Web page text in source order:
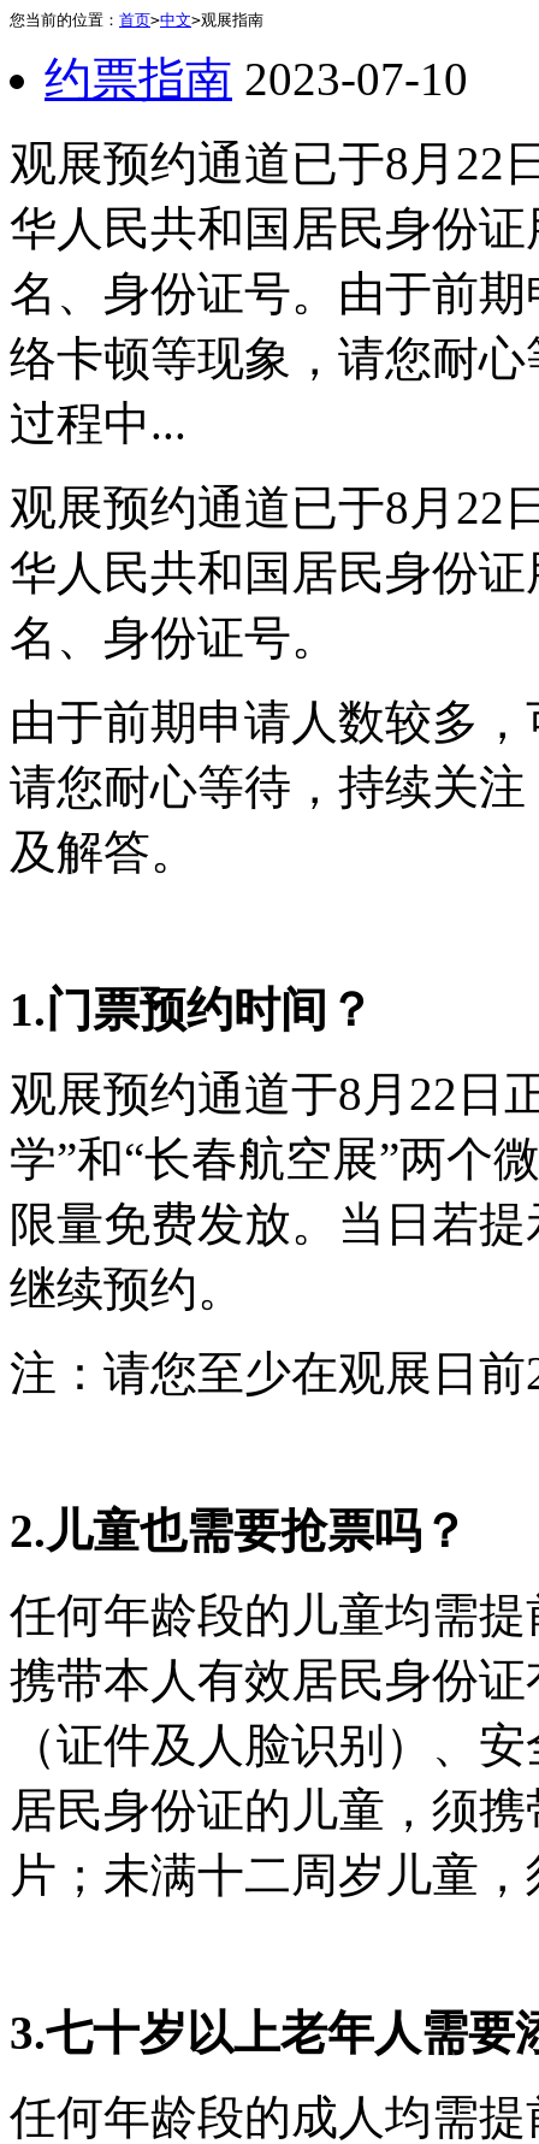
您当前的位置： 首页>中文>观展指南
约票指南 2023-07-10
观展预约通道已于8月22
华人民共和国居民身份
名、身份证号。由于前
络卡顿等现象，请您耐
过程中...
观展预约通道已于8月22
华人民共和国居民身份
名、身份证号。
由于前期申请人数较多
请您耐心等待，持续关
及解答。
1.门票预约时间？
观展预约通道于8月22日
学”和“长春航空展”两个
限量免费发放。当日若
继续预约。
注：请您至少在观展日
2.儿童也需要抢票吗？
任何年龄段的儿童均需
携带本人有效居民身份
（证件及人脸识别）、
居民身份证的儿童，须
片；未满十二周岁儿童
3.七十岁以上老年人需要
任何年龄段的成人均需